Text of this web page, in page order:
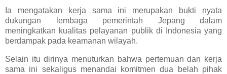
Ia mengatakan kerja sama ini merupakan bukti nyata
dukungan lembaga pemerintah Jepang dalam
meningkatkan kualitas pelayanan publik di Indonesia yang
berdampak pada keamanan wilayah.
Selain itu dirinya menuturkan bahwa pertemuan dan kerja
sama ini sekaligus menandai komitmen dua belah pihak